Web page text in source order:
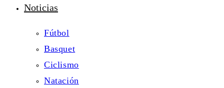
Noticias
Fútbol
Basquet
Ciclismo
Natación